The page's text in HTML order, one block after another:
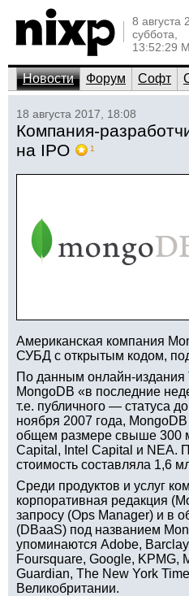
8 августа
суббота,
13:52:29
Новости Форум Софт
18 августа 2017, 18:08
Компания-
на IPO
1
Американская компания
СУБД с открытым кодом,
По данным онлайн-издания
MongoDB «в последние
т.е. публичного — статуса
ноября 2007 года,
общем размере свыше 300
Capital, Intel Capital и NEA.
стоимость составляла 1,6
Среди продуктов и услуг
корпоративная редакция
запросу (Ops Manager) и в
(DBaaS) под названием
упоминаются Adobe,
Foursquare, Google, KPMG,
Guardian, The New York
Великобритании.